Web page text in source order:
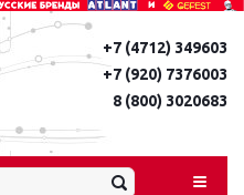
+7 (4712) 349603
+7 (920) 7376003
8 (800) 3020683